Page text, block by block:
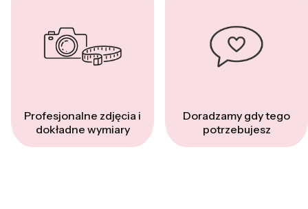
Profesjonalne zdjęcia i
dokładne wymiary
Doradzamy gdy tego
potrzebujesz